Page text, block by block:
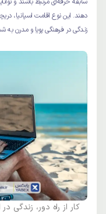
دهند. این نوع اقامت اسپانیا،
زندگی در فرهنگی پویا و مدرن به
کار از راه دور، زندگی